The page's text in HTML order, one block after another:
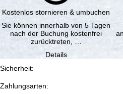
Kostenlos stornieren & umbuchen
Sie können innerhalb von 5 Tagen
nach der Buchung kostenfrei
zurücktreten, …
Details
Sicherheit:
Zahlungsarten: